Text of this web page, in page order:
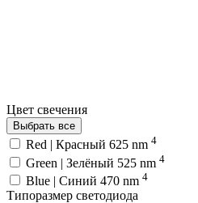
Цвет свечения
Выбрать все
Red | Красный 625 nm 4
Green | Зелёный 525 nm 4
Blue | Синий 470 nm 4
Типоразмер светодиода